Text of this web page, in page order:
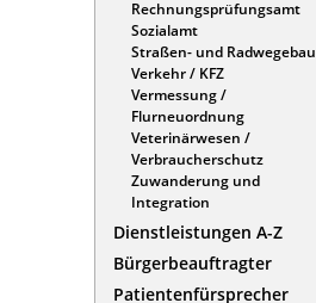
Rechnungsprüfungsamt
Sozialamt
Straßen- und Radwegebau
Verkehr / KFZ
Vermessung /
Flurneuordnung
Veterinärwesen /
Verbraucherschutz
Zuwanderung und
Integration
Dienstleistungen A-Z
Bürgerbeauftragter
Patientenfürsprecher